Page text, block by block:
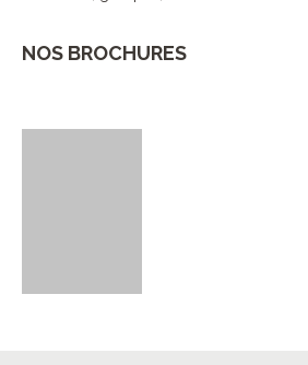
NOS BROCHURES